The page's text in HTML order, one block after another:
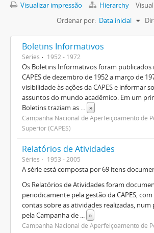
Visualizar impressão Hierarchy
Ordenar por: Data inicial
Boletins Informativos
Séries 1952 - 1972
Os Boletins Informativos foram publicados
CAPES de dezembro de 1952 a março de
visibilidade às ações da CAPES e informar
assuntos do mundo acadêmico. Em um
Boletins traziam as ... »
Campanha Nacional de Aperfeiçoamento de
Superior (CAPES)
Relatórios de Atividades
Séries 1953 - 2005
A série está composta por 69 itens
Os Relatórios de Atividades foram
periodicamente pela gestão da CAPES,
contas sobre as atividades realizadas,
pela Campanha de ... »
Campanha Nacional de Aperfeiçoamento de